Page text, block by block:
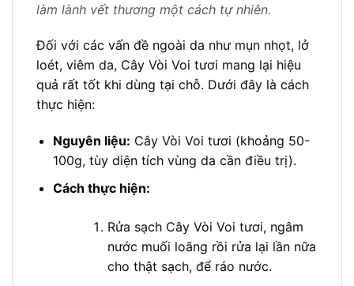
làm lành vết thương một cách tự nhiên.
Đối với các vấn đề ngoài da như mụn nhọt, lở
loét, viêm da, Cây Vòi Voi tươi mang lại hiệu
quả rất tốt khi dùng tại chỗ. Dưới đây là cách
thực hiện:
Nguyên liệu: Cây Vòi Voi tươi (khoảng 50-
100g, tùy diện tích vùng da cần điều trị).
Cách thực hiện:
Rửa sạch Cây Vòi Voi tươi, ngâm
nước muối loãng rồi rửa lại lần nữa
cho thật sạch, để ráo nước.